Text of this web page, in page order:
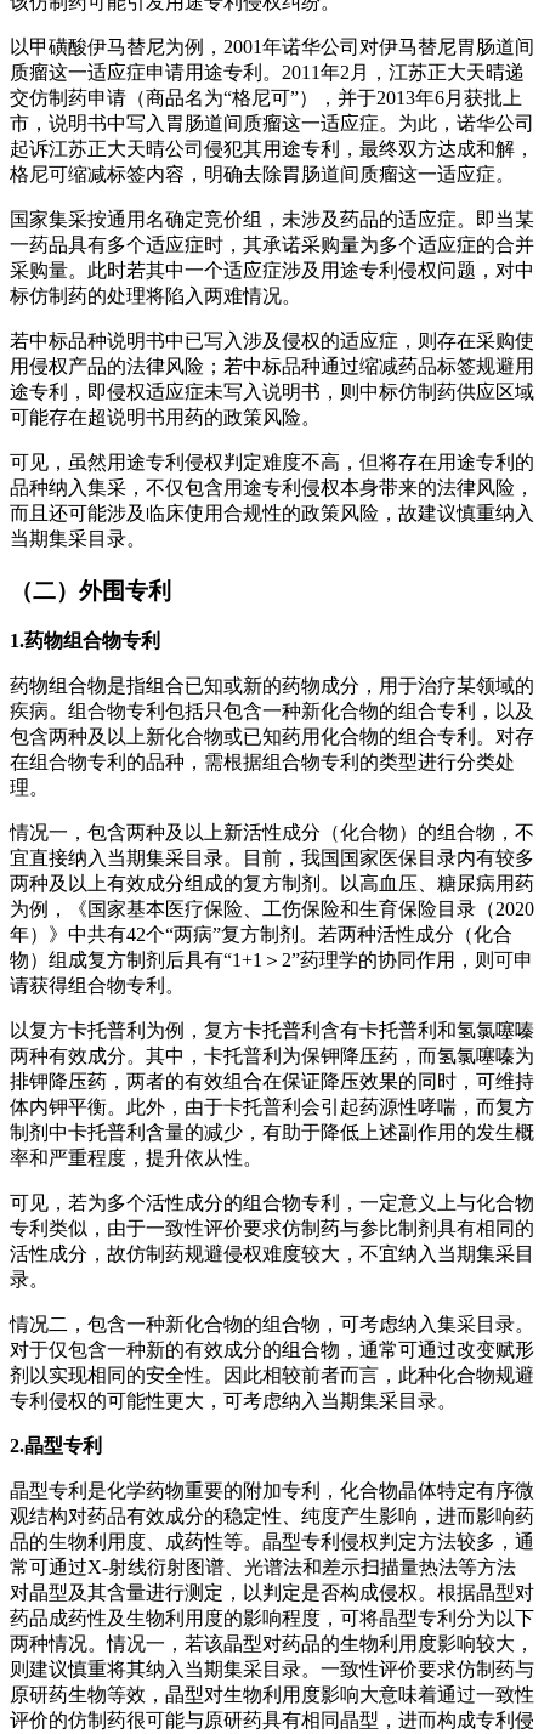
以甲磺酸伊马替尼为例，2001年诺华公司对伊马替尼胃肠道间
质瘤这一适应症申请用途专利。2011年2月，江苏正大天晴递
交仿制药申请（商品名为“格尼可”），并于2013年6月获批上
市，说明书中写入胃肠道间质瘤这一适应症。为此，诺华公司
起诉江苏正大天晴公司侵犯其用途专利，最终双方达成和解，
格尼可缩减标签内容，明确去除胃肠道间质瘤这一适应症。
国家集采按通用名确定竞价组，未涉及药品的适应症。即当某
一药品具有多个适应症时，其承诺采购量为多个适应症的合并
采购量。此时若其中一个适应症涉及用途专利侵权问题，对中
标仿制药的处理将陷入两难情况。
若中标品种说明书中已写入涉及侵权的适应症，则存在采购使
用侵权产品的法律风险；若中标品种通过缩减药品标签规避用
途专利，即侵权适应症未写入说明书，则中标仿制药供应区域
可能存在超说明书用药的政策风险。
可见，虽然用途专利侵权判定难度不高，但将存在用途专利的
品种纳入集采，不仅包含用途专利侵权本身带来的法律风险，
而且还可能涉及临床使用合规性的政策风险，故建议慎重纳入
当期集采目录。
（二）外围专利
1.药物组合物专利
药物组合物是指组合已知或新的药物成分，用于治疗某领域的
疾病。组合物专利包括只包含一种新化合物的组合专利，以及
包含两种及以上新化合物或已知药用化合物的组合专利。对存
在组合物专利的品种，需根据组合物专利的类型进行分类处
理。
情况一，包含两种及以上新活性成分（化合物）的组合物，不
宜直接纳入当期集采目录。目前，我国国家医保目录内有较多
两种及以上有效成分组成的复方制剂。以高血压、糖尿病用药
为例，《国家基本医疗保险、工伤保险和生育保险目录（2020
年）》中共有42个“两病”复方制剂。若两种活性成分（化合
物）组成复方制剂后具有“1+1＞2”药理学的协同作用，则可申
请获得组合物专利。
以复方卡托普利为例，复方卡托普利含有卡托普利和氢氯噻嗪
两种有效成分。其中，卡托普利为保钾降压药，而氢氯噻嗪为
排钾降压药，两者的有效组合在保证降压效果的同时，可维持
体内钾平衡。此外，由于卡托普利会引起药源性哮喘，而复方
制剂中卡托普利含量的减少，有助于降低上述副作用的发生概
率和严重程度，提升依从性。
可见，若为多个活性成分的组合物专利，一定意义上与化合物
专利类似，由于一致性评价要求仿制药与参比制剂具有相同的
活性成分，故仿制药规避侵权难度较大，不宜纳入当期集采目
录。
情况二，包含一种新化合物的组合物，可考虑纳入集采目录。
对于仅包含一种新的有效成分的组合物，通常可通过改变赋形
剂以实现相同的安全性。因此相较前者而言，此种化合物规避
专利侵权的可能性更大，可考虑纳入当期集采目录。
2.晶型专利
晶型专利是化学药物重要的附加专利，化合物晶体特定有序微
观结构对药品有效成分的稳定性、纯度产生影响，进而影响药
品的生物利用度、成药性等。晶型专利侵权判定方法较多，通
常可通过X-射线衍射图谱、光谱法和差示扫描量热法等方法
对晶型及其含量进行测定，以判定是否构成侵权。根据晶型对
药品成药性及生物利用度的影响程度，可将晶型专利分为以下
两种情况。情况一，若该晶型对药品的生物利用度影响较大，
则建议慎重将其纳入当期集采目录。一致性评价要求仿制药与
原研药生物等效，晶型对生物利用度影响大意味着通过一致性
评价的仿制药很可能与原研药具有相同晶型，进而构成专利侵